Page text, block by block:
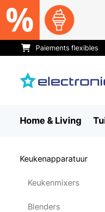
Paiements flexibles
Home & Living
Keukenapparatuur
Keukenmixers
Blenders